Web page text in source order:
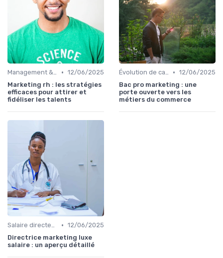
Management & organisation des talents • 12/06/2025
Marketing rh : les stratégies
efficaces pour attirer et
fidéliser les talents
Évolution de carrière marketing • 12/06/2025
Bac pro marketing : une
porte ouverte vers les
métiers du commerce
Salaire directeur marketing & rémunération • 12/06/2025
Directrice marketing luxe
salaire : un aperçu détaillé